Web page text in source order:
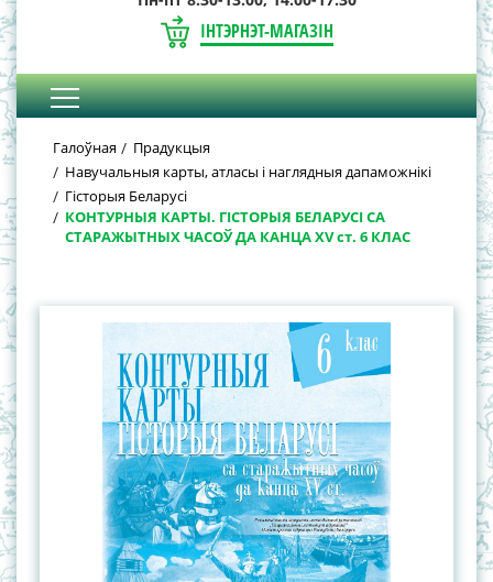
ІНТЭРНЭТ-МАГАЗІН
Галоўная
Прадукцыя
Навучальныя карты, атласы і наглядныя дапаможнікі
Гісторыя Беларусі
КОНТУРНЫЯ КАРТЫ. ГІСТОРЫЯ БЕЛАРУСІ СА
СТАРАЖЫТНЫХ ЧАСОЎ ДА КАНЦА XV ст. 6 КЛАС